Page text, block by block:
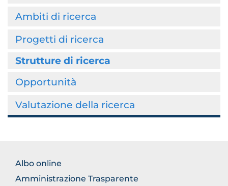
Ambiti di ricerca
Progetti di ricerca
Strutture di ricerca
Opportunità
Valutazione della ricerca
FOOTER
NORMATIVA
Albo online
Amministrazione Trasparente